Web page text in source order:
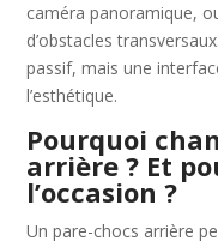
caméra panoramique,
d’obstacles
passif, mais une
l’esthétique.
Pourquoi
arrière ? Et
l’occasion ?
Un pare-chocs arrière